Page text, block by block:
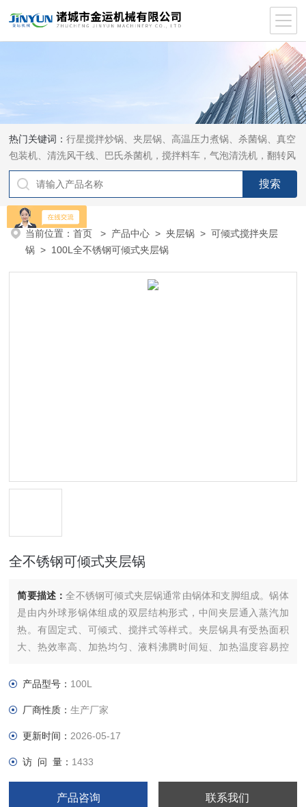
热门关键词：行星搅拌炒锅、夹层锅、高温压力煮锅、杀菌锅、真空
包装机、清洗风干线、巴氏杀菌机，搅拌料车，气泡清洗机，翻转风
干机
当前位置：首页 > 产品中心 >夹层锅 >可倾式搅拌夹层
锅 > 100L全不锈钢可倾式夹层锅
全不锈钢可倾式夹层锅
简要描述：全不锈钢可倾式夹层锅通常由锅体和支脚组成。锅体
是由内外球形锅体组成的双层结构形式，中间夹层通入蒸汽加
热。有固定式、可倾式、搅拌式等样式。夹层锅具有受热面积
大、热效率高、加热均匀、液料沸腾时间短、加热温度容易控
广泛应用于各类食品的加工，也可用于大型餐厅或食堂熬汤、烧
产品型号： 100L
厂商性质：生产厂家
更新时间： 2026-05-17
访 问 量： 1433
产品咨询 联系我们